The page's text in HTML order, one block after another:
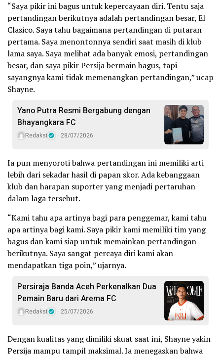
“Saya pikir ini bagus untuk kepercayaan diri. Tentu saja
pertandingan berikutnya adalah pertandingan besar, El
Clasico. Saya tahu bagaimana pertandingan di putaran
pertama. Saya menontonnya sendiri saat masih di klub
lama saya. Saya melihat ada banyak emosi, pertandingan
besar, dan saya pikir Persija bermain bagus, tapi
sayangnya kami tidak memenangkan pertandingan,” ucap
Shayne.
Yano Putra Resmi Bergabung dengan
Bhayangkara FC
Redaksi 28/07/2026
Ia pun menyoroti bahwa pertandingan ini memiliki arti
lebih dari sekadar hasil di papan skor. Ada kebanggaan
klub dan harapan suporter yang menjadi pertaruhan
dalam laga tersebut.
“Kami tahu apa artinya bagi para penggemar, kami tahu
apa artinya bagi kami. Saya pikir kami memiliki tim yang
bagus dan kami siap untuk memainkan pertandingan
berikutnya. Saya sangat percaya diri kami akan
mendapatkan tiga poin,” ujarnya.
Persiraja Banda Aceh Perkenalkan Dua
Pemain Baru dari Arema FC
Redaksi 25/07/2026
Dengan kualitas yang dimiliki skuat saat ini, Shayne yakin
Persija mampu tampil maksimal. Ia menegaskan bahwa